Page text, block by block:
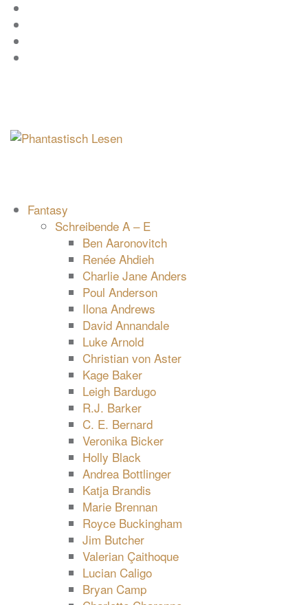
Zum
Inhalt
springen
Fantasy
Schreibende A – E
Ben Aaronovitch
Renée Ahdieh
Charlie Jane Anders
Poul Anderson
Ilona Andrews
David Annandale
Luke Arnold
Christian von Aster
Kage Baker
Leigh Bardugo
R.J. Barker
C. E. Bernard
Veronika Bicker
Holly Black
Andrea Bottlinger
Katja Brandis
Marie Brennan
Royce Buckingham
Jim Butcher
Valerian Çaithoque
Lucian Caligo
Bryan Camp